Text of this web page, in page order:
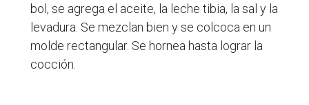
bol, se agrega el aceite, la leche tibia, la sal y la
levadura. Se mezclan bien y se colcoca en un
molde rectangular. Se hornea hasta lograr la
cocción.